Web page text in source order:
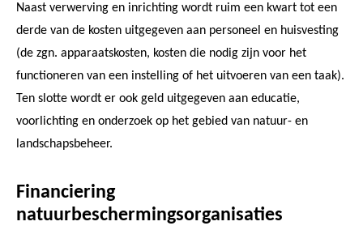
Naast verwerving en inrichting wordt ruim een kwart tot een
derde van de kosten uitgegeven aan personeel en huisvesting
(de zgn. apparaatskosten, kosten die nodig zijn voor het
functioneren van een instelling of het uitvoeren van een taak).
Ten slotte wordt er ook geld uitgegeven aan educatie,
voorlichting en onderzoek op het gebied van natuur- en
landschapsbeheer.
Financiering
natuurbeschermingsorganisaties